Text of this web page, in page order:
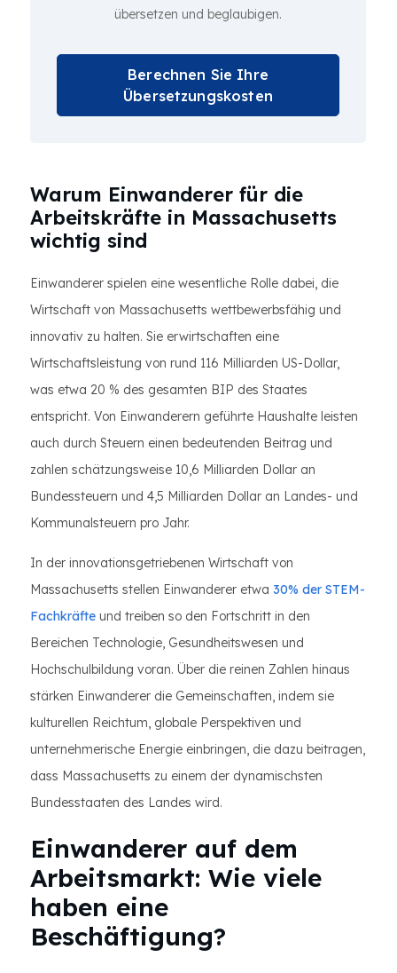
übersetzen und beglaubigen.
Berechnen Sie Ihre
Übersetzungskosten
Warum Einwanderer für die
Arbeitskräfte in Massachusetts
wichtig sind
Einwanderer spielen eine wesentliche Rolle dabei, die
Wirtschaft von Massachusetts wettbewerbsfähig und
innovativ zu halten. Sie erwirtschaften eine
Wirtschaftsleistung von rund 116 Milliarden US-Dollar,
was etwa 20 % des gesamten BIP des Staates
entspricht. Von Einwanderern geführte Haushalte leisten
auch durch Steuern einen bedeutenden Beitrag und
zahlen schätzungsweise 10,6 Milliarden Dollar an
Bundessteuern und 4,5 Milliarden Dollar an Landes- und
Kommunalsteuern pro Jahr.
In der innovationsgetriebenen Wirtschaft von
Massachusetts stellen Einwanderer etwa 30% der STEM-
Fachkräfte und treiben so den Fortschritt in den
Bereichen Technologie, Gesundheitswesen und
Hochschulbildung voran. Über die reinen Zahlen hinaus
stärken Einwanderer die Gemeinschaften, indem sie
kulturellen Reichtum, globale Perspektiven und
unternehmerische Energie einbringen, die dazu beitragen,
dass Massachusetts zu einem der dynamischsten
Bundesstaaten des Landes wird.
Einwanderer auf dem
Arbeitsmarkt: Wie viele
haben eine
Beschäftigung?